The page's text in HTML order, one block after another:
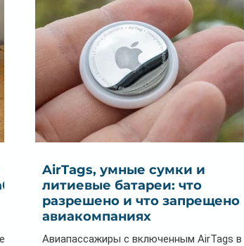
AirTags, умные сумки и
литиевые батареи: что
разрешено и что запрещено в
авиакомпаниях
Авиапассажиры с включенным AirTags в